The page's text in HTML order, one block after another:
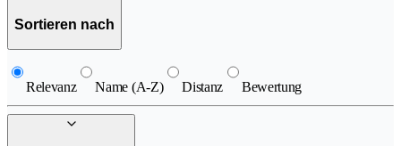
Sortieren nach
Relevanz Name (A-Z) Distanz Bewertung